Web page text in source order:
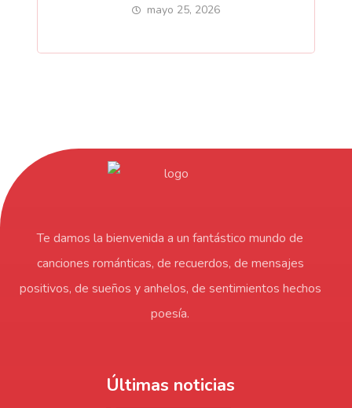
mayo 25, 2026
Te damos la bienvenida a un fantástico mundo de
canciones románticas, de recuerdos, de mensajes
positivos, de sueños y anhelos, de sentimientos hechos
poesía.
Últimas noticias